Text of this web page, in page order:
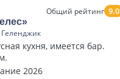
Общий рейтинг 9.0
Геленджик
кухня, имеется бар.
2026